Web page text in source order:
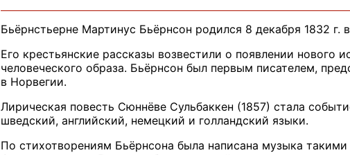
Бьёрнстьерне Мартинус Бьёрнсон родился 8 декабря 1832 г.
Его крестьянские рассказы возвестили о появлении
человеческого образа. Бьёрнсон был первым писателем,
в Норвегии.
Лирическая повесть Сюннёве Сульбаккен (1857) стала
шведский, английский, немецкий и голландский языки.
По стихотворениям Бьёрнсона была написана музыка